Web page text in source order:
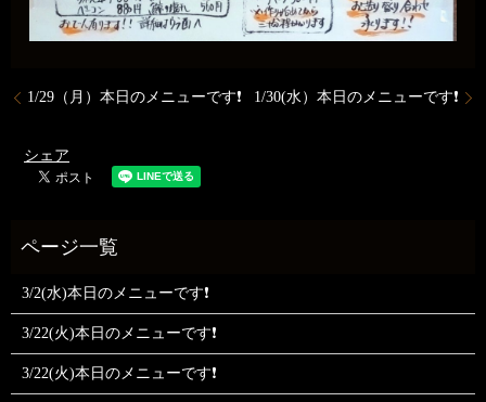
1/29（月）本日のメニューです❗ 1/30(水）本日のメニューです❗
シェア
3/2(水)本日のメニューです❗
3/22(火)本日のメニューです❗
3/22(火)本日のメニューです❗